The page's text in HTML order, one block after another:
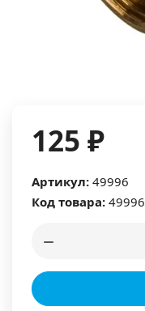
125 ₽
Артикул: 49996
Код товара: 49996